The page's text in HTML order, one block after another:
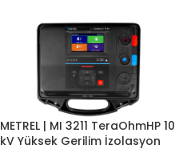
METREL | MI 3211 TeraOhmHP 10
kV Yüksek Gerilim İzolasyon